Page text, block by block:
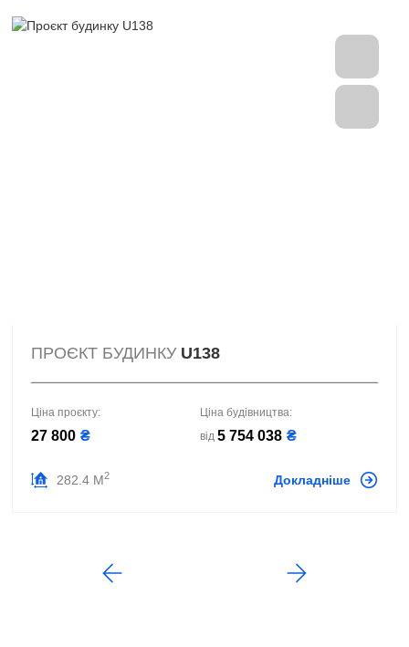
ПРОЄКТ БУДИНКУ U138
Ціна проєкту:
27 800 ₴
Ціна будівництва:
від 5 754 038 ₴
282.4 М2 Докладніше